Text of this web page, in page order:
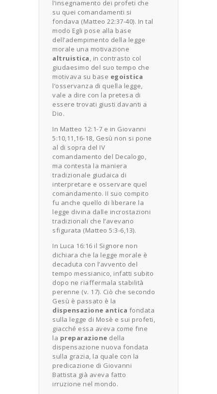
l’insegnamento dei profeti che
su quei comandamenti si
fondava (Matteo 22:37-40). In tal
modo Egli pose alla base
dell’adempimento della legge
morale una motivazione
altruistica , in contrasto col
giudaesimo del suo tempo che
motivava su base egoistica
l’osservanza di quella legge,
vale a dire con la pretesa di
essere trovati giusti davanti a
Dio.
In Matteo 12:1-7 e in Giovanni
5:10,11,16-18, Gesù non si pone
al di sopra del IV
comandamento del Decalogo,
ma contesta la maniera
tradizionale giudaica di
interpretare e osservare quel
comandamento. II suo compito
fu anche quello di liberare la
legge divina dalle incrostazioni
tradizionali che l’avevano
sfigurata (Matteo 5:3-6,13).
In Luca 16:16 il Signore non
dichiara che la legge morale è
decaduta con l’avvento del
tempo messianico, infatti subito
dopo ne riaffermala stabilità
perenne (v. 17). Ciò che secondo
Gesù è passato è la
dispensazione antica fondata
sulla legge di Mosè e sui profeti,
giacché essa aveva come fine
la preparazione della
dispensazione nuova fondata
sulla grazia, la quale con la
predicazione di Giovanni
Battista già aveva fatto
irruzione nel mondo.